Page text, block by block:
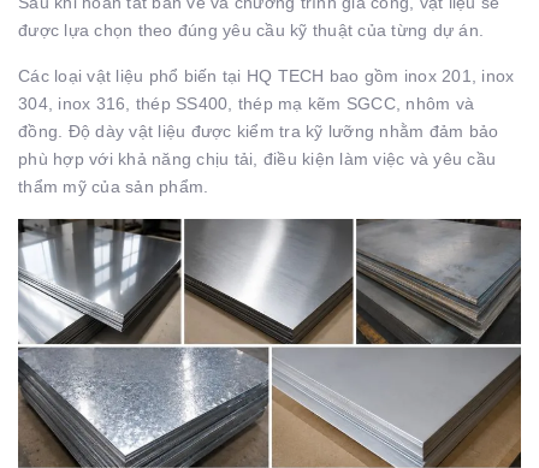
được lựa chọn theo đúng yêu cầu kỹ thuật của từng dự án.
Các loại vật liệu phổ biến tại HQ TECH bao gồm inox 201, inox
304, inox 316, thép SS400, thép mạ kẽm SGCC, nhôm và
đồng. Độ dày vật liệu được kiểm tra kỹ lưỡng nhằm đảm bảo
phù hợp với khả năng chịu tải, điều kiện làm việc và yêu cầu
thẩm mỹ của sản phẩm.